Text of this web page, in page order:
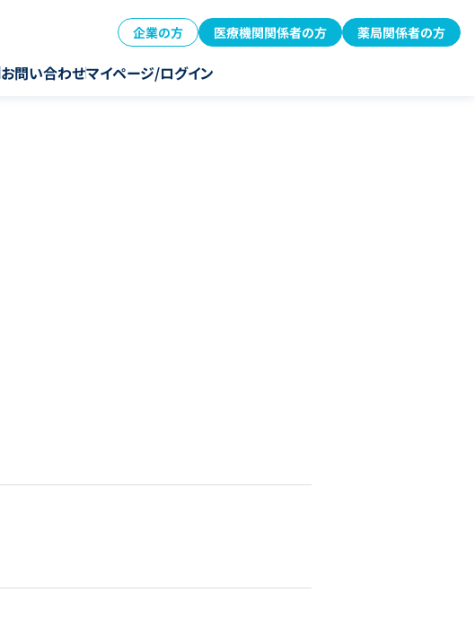
企業の方 医療機関関係者の方 薬局関係者の方
お問い合わせマイページ/ログイン